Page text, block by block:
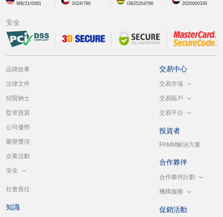
MB/21/0081
2024/786
GB25204786
2020000339
安全
品牌故事
法律文件
招賢納士
監管資質
公司優勢
榮譽獎項
企業活動
安全
社會責任
知識
交易中心
交易市場
交易賬戶
交易平台
投資者
PAMM解決方案
合作夥伴
合作夥伴計劃
機構服務
促銷活動